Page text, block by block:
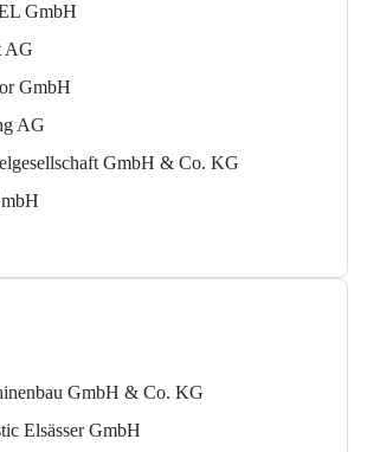
GmbH
AG
GmbH
AG
GmbH & Co. KG
GmbH & Co. KG
Elsässer GmbH